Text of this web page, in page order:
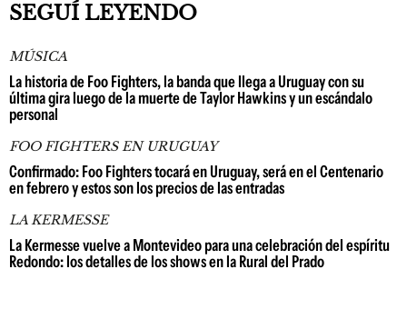
SEGUÍ LEYENDO
MÚSICA
La historia de Foo Fighters, la banda que llega a Uruguay con su
última gira luego de la muerte de Taylor Hawkins y un escándalo
personal
FOO FIGHTERS EN URUGUAY
Confirmado: Foo Fighters tocará en Uruguay, será en el Centenario
en febrero y estos son los precios de las entradas
LA KERMESSE
La Kermesse vuelve a Montevideo para una celebración del espíritu
Redondo: los detalles de los shows en la Rural del Prado